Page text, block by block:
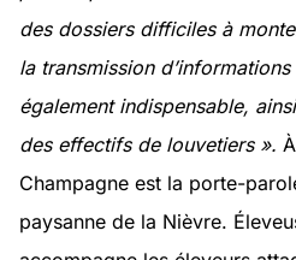
des dossiers difficiles à
la transmission
également indispensable,
des effectifs de louvetiers ».
Champagne est la porte-
paysanne de la Nièvre.